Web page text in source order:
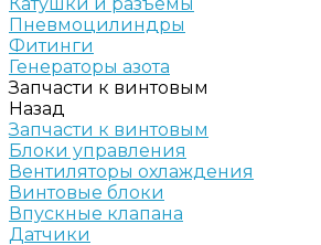
Пневмоцилиндры
Фитинги
Генераторы азота
Запчасти к винтовым
Назад
Запчасти к винтовым
Блоки управления
Вентиляторы охлаждения
Винтовые блоки
Впускные клапана
Датчики